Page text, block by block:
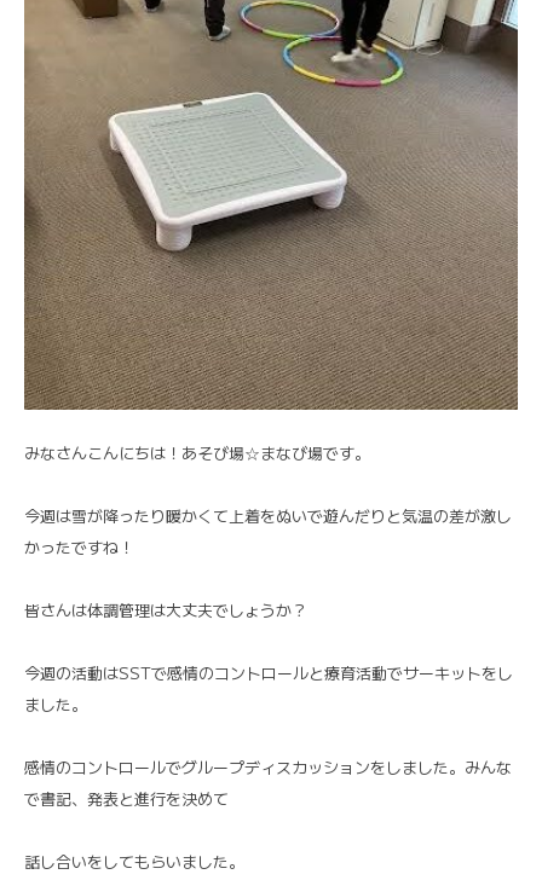
みなさんこんにちは！あそび場☆まなび場です。
今週は雪が降ったり暖かくて上着をぬいで遊んだりと気温の差が激し
かったですね！
皆さんは体調管理は大丈夫でしょうか？
今週の活動はSSTで感情のコントロールと療育活動でサーキットをし
ました。
感情のコントロールでグループディスカッションをしました。みんな
で書記、発表と進行を決めて
話し合いをしてもらいました。